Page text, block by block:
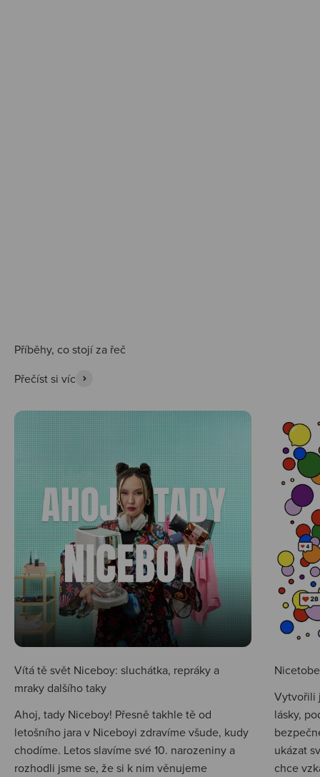
Přečíst si víc
Vítá tě svět Niceboy: sluchátka, repráky a
mraky dalšího taky
Ahoj, tady Niceboy! Přesně takhle tě od
letošního jara v Niceboyi zdravíme všude, kudy
chodíme. Letos slavíme své 10. narozeniny a
rozhodli jsme se, že si k nim věnujeme
Vytvořili
lásky,
ukázat
chce